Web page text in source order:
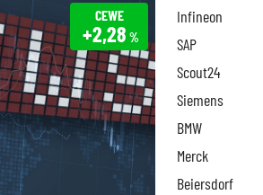
CEWE
+2,28 %
Infineon
SAP
Scout24
Siemens
BMW
Merck
Beiersdorf